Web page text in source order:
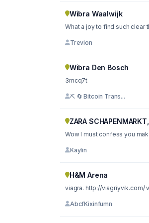
Wibra Waalwijk
What a joy to find such clear
Trevion
Wibra Den Bosch
3mcq7t
⛏ 🔄 Bitcoin Trans...
ZARA
Wow I must confess you
Kaylin
H&M Arena
AbcfKixinfumn